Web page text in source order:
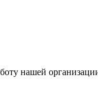
нашей